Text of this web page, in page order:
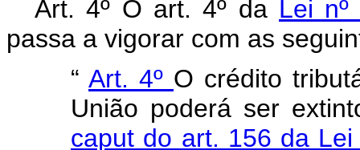
Art. 4º O art. 4º da Lei
passa a vigorar com as
“ Art. 4º O crédito
União poderá ser
caput do art. 156 da